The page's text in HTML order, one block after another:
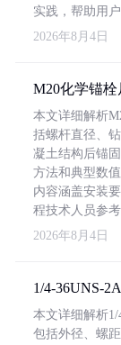
实践，帮助用
2026年8月4日
M20化学锚
本文详细解析
括螺杆直径、
凝土结构后锚
方法和典型数
内容涵盖安装
程技术人员参考
2026年8月4日
1/4-36UNS-
本文详细解析1/
包括外径、螺